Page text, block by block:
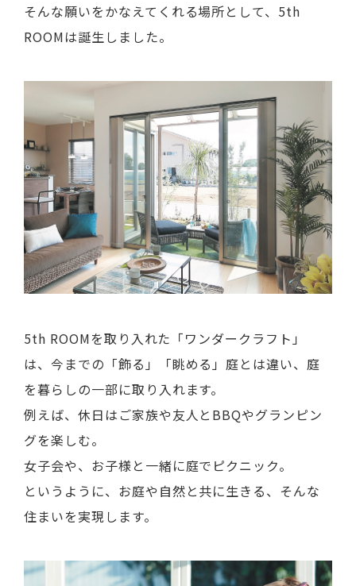
そんな願いをかなえてくれる場所として、5th
ROOMは誕生しました。
5th ROOMを取り入れた「ワンダークラフト」
は、今までの「飾る」「眺める」庭とは違い、庭
を暮らしの一部に取り入れます。
例えば、休日はご家族や友人とBBQやグランピン
グを楽しむ。
女子会や、お子様と一緒に庭でピクニック。
というように、お庭や自然と共に生きる、そんな
住まいを実現します。